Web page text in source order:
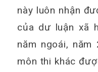
này luôn nhận
của dư luận xã
năm ngoái,
môn thi khác